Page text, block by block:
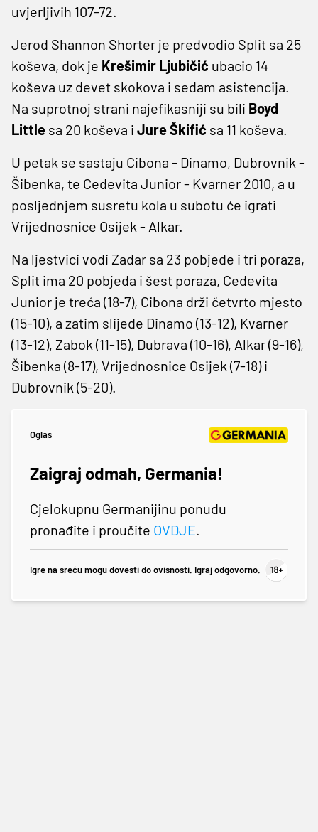
uvjerljivih 107-72.
Jerod Shannon Shorter je predvodio Split sa 25
koševa, dok je Krešimir Ljubičić ubacio 14
koševa uz devet skokova i sedam asistencija.
Na suprotnoj strani najefikasniji su bili Boyd
Little sa 20 koševa i Jure Škifić sa 11 koševa.
U petak se sastaju Cibona - Dinamo, Dubrovnik -
Šibenka, te Cedevita Junior - Kvarner 2010, a u
posljednjem susretu kola u subotu će igrati
Vrijednosnice Osijek - Alkar.
Na ljestvici vodi Zadar sa 23 pobjede i tri poraza,
Split ima 20 pobjeda i šest poraza, Cedevita
Junior je treća (18-7), Cibona drži četvrto mjesto
(15-10), a zatim slijede Dinamo (13-12), Kvarner
(13-12), Zabok (11-15), Dubrava (10-16), Alkar (9-16),
Šibenka (8-17), Vrijednosnice Osijek (7-18) i
Dubrovnik (5-20).
Oglas
Zaigraj odmah, Germania!
Cjelokupnu Germanijinu ponudu
pronađite i proučite OVDJE.
Igre na sreću mogu dovesti do ovisnosti. Igraj odgovorno.